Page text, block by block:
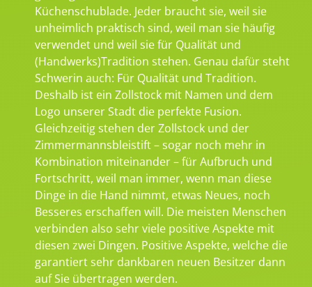
Küchenschublade. Jeder braucht sie, weil sie
unheimlich praktisch sind, weil man sie häufig
verwendet und weil sie für Qualität und
(Handwerks)Tradition stehen. Genau dafür steht
Schwerin auch: Für Qualität und Tradition.
Deshalb ist ein Zollstock mit Namen und dem
Logo unserer Stadt die perfekte Fusion.
Gleichzeitig stehen der Zollstock und der
Zimmermannsbleistift – sogar noch mehr in
Kombination miteinander – für Aufbruch und
Fortschritt, weil man immer, wenn man diese
Dinge in die Hand nimmt, etwas Neues, noch
Besseres erschaffen will. Die meisten Menschen
verbinden also sehr viele positive Aspekte mit
diesen zwei Dingen. Positive Aspekte, welche die
garantiert sehr dankbaren neuen Besitzer dann
auf Sie übertragen werden.